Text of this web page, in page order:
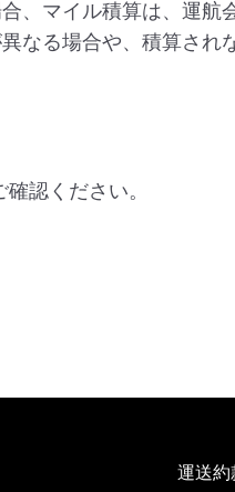
、マイル積算は、運航
なる場合や、積算され
認ください。
運送約